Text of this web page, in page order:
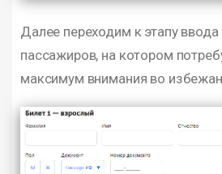
Далее переходим к этапу
пассажиров, на котором
максимум внимания во